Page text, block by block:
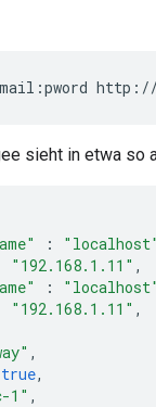
http://
sieht in etwa so
: "localhost"
"192.168.1.11" ,
: "localhost"
"192.168.1.11" ,
,
true,
1" ,